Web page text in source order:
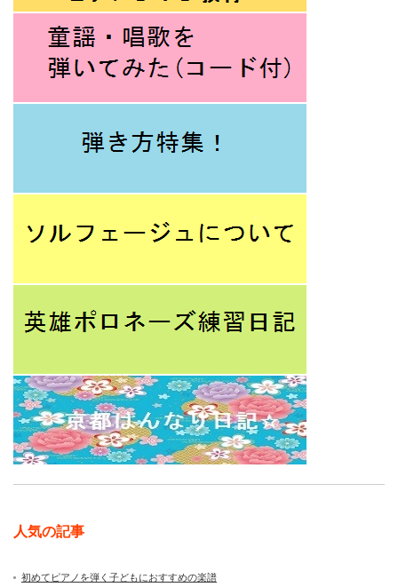
人気の記事
初めてピアノを弾く子どもにおすすめの楽譜